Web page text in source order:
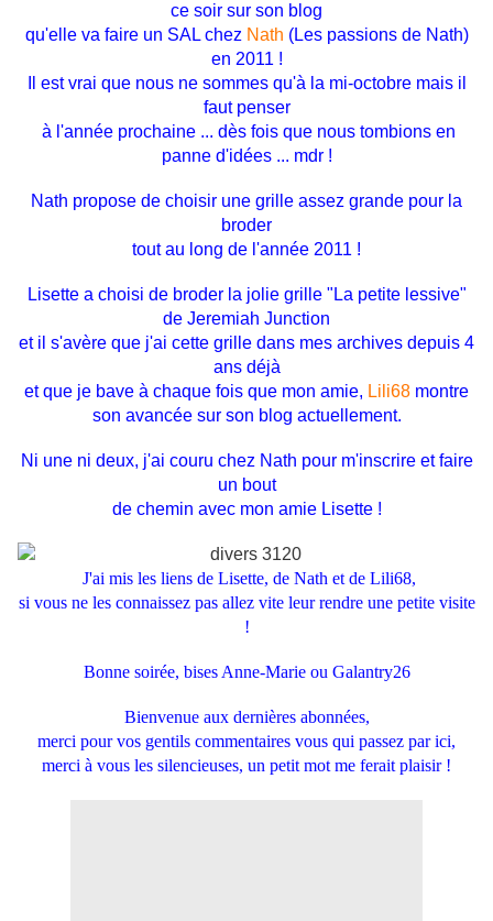
ce soir sur son blog
qu'elle va faire un SAL chez Nath (Les passions de Nath)
en 2011 !
Il est vrai que nous ne sommes qu'à la mi-octobre mais il
faut penser
à l'année prochaine ... dès fois que nous tombions en
panne d'idées ... mdr !
Nath propose de choisir une grille assez grande pour la
broder
tout au long de l'année 2011 !
Lisette a choisi de broder la jolie grille "La petite lessive"
de Jeremiah Junction
et il s'avère que j'ai cette grille dans mes archives depuis 4
ans déjà
et que je bave à chaque fois que mon amie, Lili68 montre
son avancée sur son blog actuellement.
Ni une ni deux, j'ai couru chez Nath pour m'inscrire et faire
un bout
de chemin avec mon amie Lisette !
J'ai mis les liens de Lisette, de Nath et de Lili68,
si vous ne les connaissez pas allez vite leur rendre une petite visite
!
Bonne soirée, bises Anne-Marie ou Galantry26
Bienvenue aux dernières abonnées,
merci pour vos gentils commentaires vous qui passez par ici,
merci à vous les silencieuses, un petit mot me ferait plaisir !